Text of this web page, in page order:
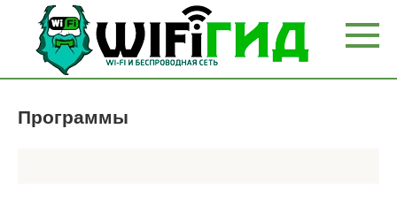
Перейти
контенту
Программы